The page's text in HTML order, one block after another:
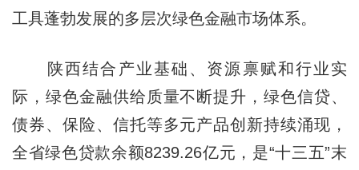
工具蓬勃发展的多层次绿色金融市场体系。
陕西结合产业基础、资源禀赋和行业实
际，绿色金融供给质量不断提升，绿色信贷、
债券、保险、信托等多元产品创新持续涌现，
全省绿色贷款余额8239.26亿元，是“十三五”末